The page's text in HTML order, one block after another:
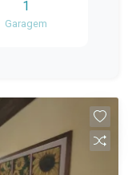
de ponta
1
Garagem